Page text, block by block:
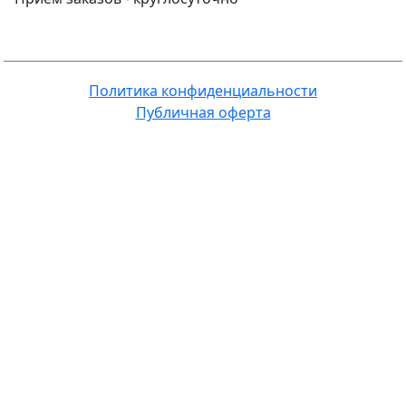
Политика конфиденциальности
Публичная оферта